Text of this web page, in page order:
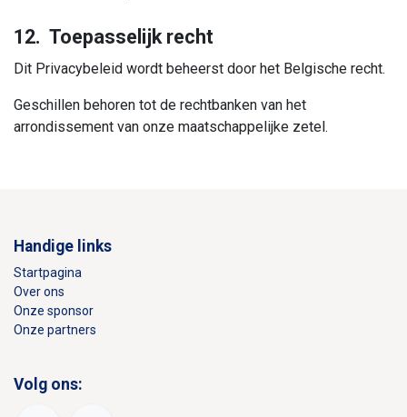
12. Toepasselijk recht
Dit Privacybeleid wordt beheerst door het Belgische recht.
Geschillen behoren tot de rechtbanken van het
arrondissement van onze maatschappelijke zetel.
Handige links
Startpagina
Over ons
Onze sponsor
Onze partners
Volg ons: